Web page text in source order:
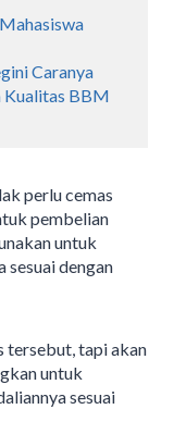
Caranya
Kualitas BBM
perlu cemas
pembelian
untuk
sesuai dengan
tersebut, tapi akan
untuk
sesuai